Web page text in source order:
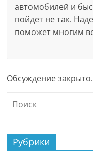
автомобилей и
пойдет не так.
поможет многим
Обсуждение закрыто.
Рубрики